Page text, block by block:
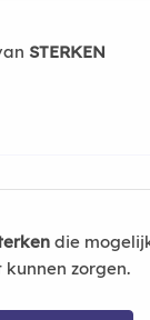
STERKEN
die
zorgen.